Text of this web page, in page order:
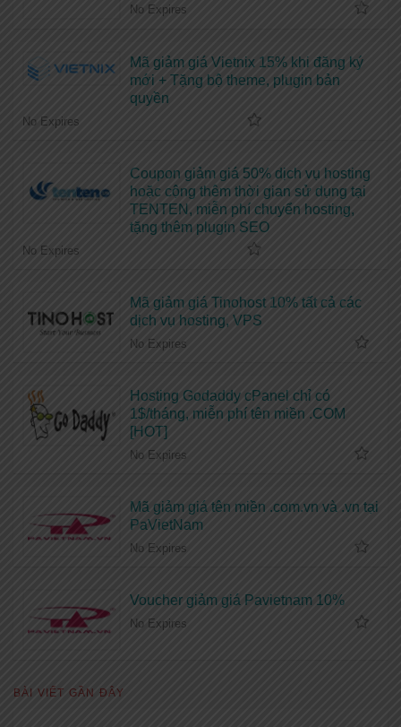
No Expires
Mã giảm giá Vietnix 15% khi đăng ký
mới + Tặng bộ theme, plugin bản
quyền
No Expires
Coupon giảm giá 50% dịch vụ hosting
hoặc cộng thêm thời gian sử dụng tại
TENTEN, miễn phí chuyển hosting,
tặng thêm plugin SEO
No Expires
Mã giảm giá Tinohost 10% tất cả các
dịch vụ hosting, VPS
No Expires
Hosting Godaddy cPanel chỉ có
1$/tháng, miễn phí tên miền .COM
[HOT]
No Expires
Mã giảm giá tên miền .com.vn và .vn tại
PaVietNam
No Expires
Voucher giảm giá Pavietnam 10%
No Expires
BÀI VIẾT GẦN ĐÂY